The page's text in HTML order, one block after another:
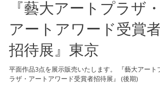
08/30-10/05グループ展
『藝大アートプラザ・
アートアワード受賞者
招待展』東京